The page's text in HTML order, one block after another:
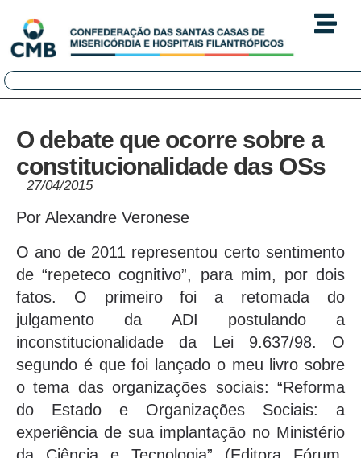
O debate que ocorre sobre a
constitucionalidade das OSs
27/04/2015
Por Alexandre Veronese
O ano de 2011 representou certo sentimento
de “repeteco cognitivo”, para mim, por dois
fatos. O primeiro foi a retomada do
julgamento da ADI postulando a
inconstitucionalidade da Lei 9.637/98. O
segundo é que foi lançado o meu livro sobre
o tema das organizações sociais: “Reforma
do Estado e Organizações Sociais: a
experiência de sua implantação no Ministério